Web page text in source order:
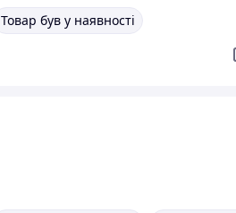
Товар був у наявності